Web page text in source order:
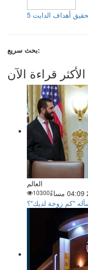
أهداف الدايت
بحث سريع:
الأكثر قراءة الآن
العالم
10300
"كم زوجة لديك"؟